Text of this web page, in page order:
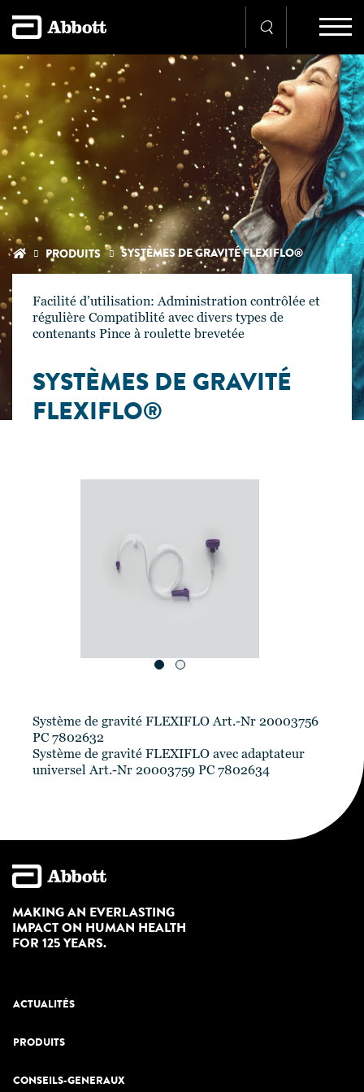
PRODUITS SYSTÈMES DE GRAVITÉ FLEXIFLO®
SYSTÈMES DE GRAVITÉ
FLEXIFLO®
Facilité d’utilisation: Administration contrôlée et
régulière Compatiblité avec divers types de
contenants Pince à roulette brevetée
Système de gravité FLEXIFLO Art.-Nr 20003756
PC 7802632
Système de gravité FLEXIFLO avec adaptateur
universel Art.-Nr 20003759 PC 7802634
MAKING AN EVERLASTING
IMPACT ON HUMAN HEALTH
FOR 125 YEARS.
ACTUALITÉS
PRODUITS
CONSEILS-GENERAUX